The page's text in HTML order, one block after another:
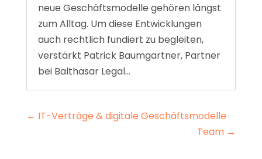
neue Geschäftsmodelle gehören längst
zum Alltag. Um diese Entwicklungen
auch rechtlich fundiert zu begleiten,
verstärkt Patrick Baumgartner, Partner
bei Balthasar Legal...
← IT-Verträge & digitale Geschäftsmodelle
Team →